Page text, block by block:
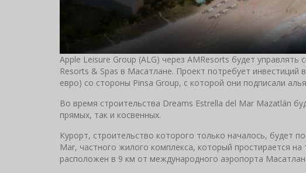
Apple Leisure Group (ALG) через AMResorts будет
Resorts & Spas в Масатлане. Проект потребует
евро) со стороны Pinsa Group, с которой они подписали
Во время строительства Dreams Estrella del Mar Mazatlán
прямых, так и косвенных.
Курорт, строительство которого только началось, будет
Mar, частного жилого комплекса, который простирается
расположен в 9 км от международного аэропорта